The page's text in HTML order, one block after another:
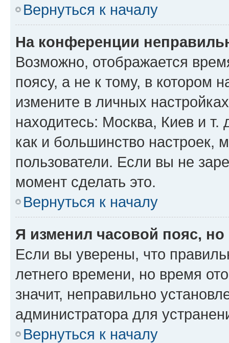
Вернуться к началу
На конференции
Возможно, отображается
поясу, а не к тому, в котором
измените в личных
находитесь: Москва, Киев и т.
как и большинство настроек,
пользователи. Если вы не
момент сделать это.
Вернуться к началу
Я изменил часовой пояс,
Если вы уверены, что
летнего времени, но время
значит, неправильно
администратора для
Вернуться к началу